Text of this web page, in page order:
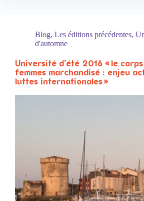
Blog, Les éditions précédentes,
d'automne
Université d’été 2016 « le
femmes marchandisé : enjeu
luttes internationales »